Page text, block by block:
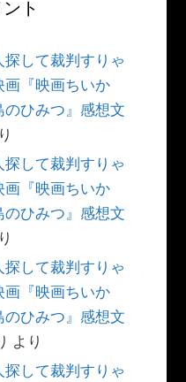
ト
して裁判すりゃ
画『映画ちいか
ひみつ』感想文
して裁判すりゃ
画『映画ちいか
ひみつ』感想文
して裁判すりゃ
画『映画ちいか
ひみつ』感想文
より
して裁判すりゃ